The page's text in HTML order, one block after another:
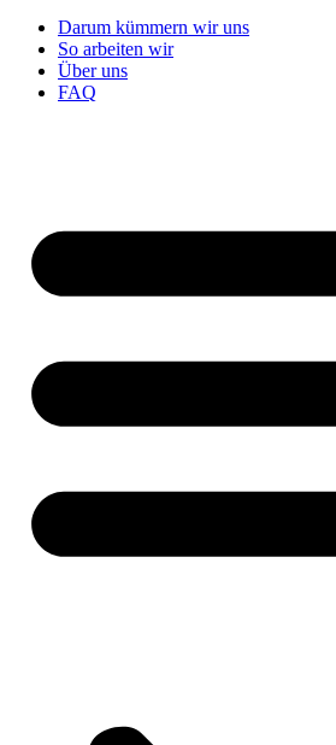
Darum kümmern wir uns
So arbeiten wir
Über uns
FAQ